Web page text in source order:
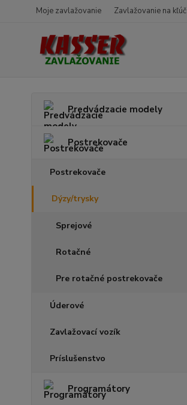
Moje zavlažovanie Zavlažovanie na kľúč
Predvádzacie modely
Postrekovače
Postrekovače
Dýzy/trysky
Sprejové
Rotačné
Pre rotačné postrekovače
Úderové
Zavlažovací vozík
Príslušenstvo
Programátory